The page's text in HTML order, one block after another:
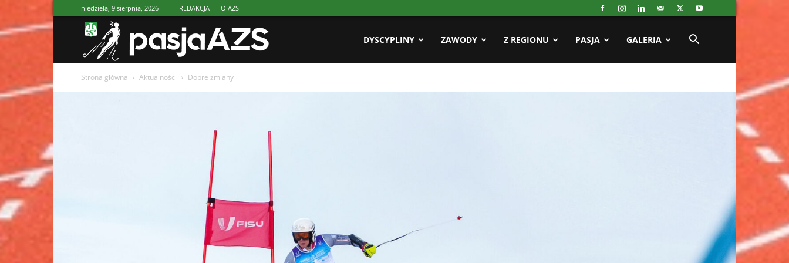
niedziela, 9 sierpnia, 2026 REDAKCJA O AZS
DYSCYPLINY ZAWODY Z REGIONU PASJA GALERIA
Strona główna Aktualności Dobre zmiany